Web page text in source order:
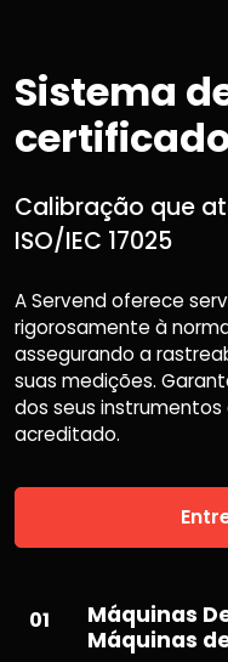
Sistema
Calibração que
ISO/IEC 17025
A Servend oferece
rigorosamente à norma
assegurando a
suas medições.
dos seus
acreditado.
01
Máquinas
Máquinas